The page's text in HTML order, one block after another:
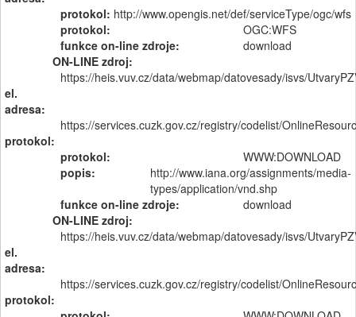
protokol: http://www.opengis.net/def/serviceType/ogc/wfs
protokol:
OGC:WFS
funkce on-line zdroje:
download
ON-LINE zdroj:
el.
adresa:
https://heis.vuv.cz/data/webmap/datovesady/isvs/
protokol:
https://services.cuzk.gov.cz/registry/codelist/
protokol:
WWW:DOWNLOAD
popis:
http://www.iana.org/assignments/media-
types/application/vnd.shp
funkce on-line zdroje:
download
ON-LINE zdroj:
el.
adresa:
https://heis.vuv.cz/data/webmap/datovesady/isvs/
protokol:
https://services.cuzk.gov.cz/registry/codelist/